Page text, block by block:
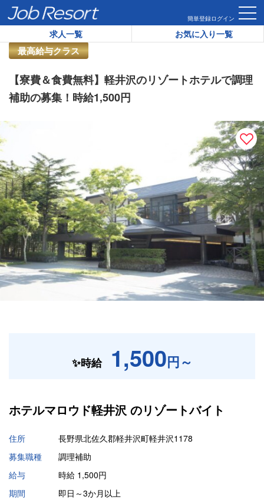
簡単登録ログイン
求人一覧 お気に入り一覧
HOME 求人一覧 【寮費＆食費無料】軽井沢のリゾートホテ
最高給与クラス
リゾートバイト求人番号：
【寮費＆食費無料】軽井沢のリゾートホテルで調理
補助の募集！時給1,500円
✨時給 1,500円～
ホテルマロウド軽井沢 のリゾートバイト
住所
長野県北佐久郡軽井沢町軽井沢1178
募集職種
調理補助
給与
時給 1,500円
期間
即日～3か月以上